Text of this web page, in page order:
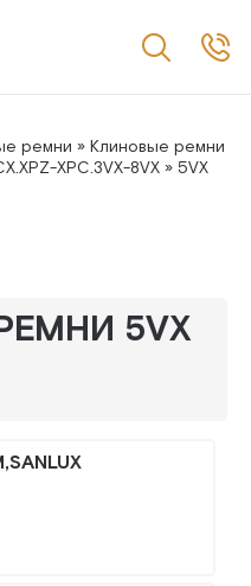
ремни » Клиновые ремни
XPC.3VX-8VX » 5VX
5VX